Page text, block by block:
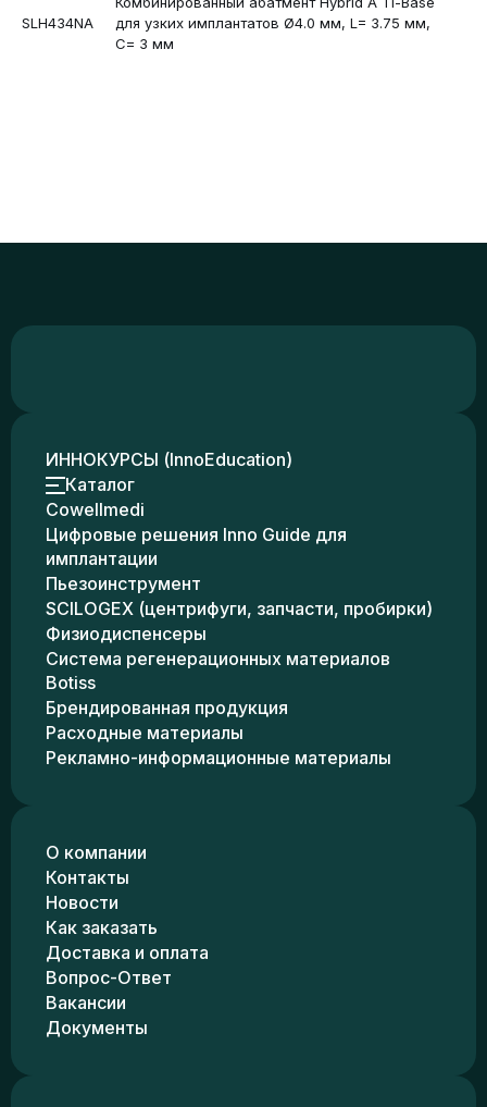
SLH434NA
для узких имплантатов Ø4.0 мм, L= 3.75 мм,
С= 3 мм
ИННОКУРСЫ (InnoEducation)
Каталог
Cowellmedi
Цифровые решения Inno Guide для
имплантации
Пьезоинструмент
SCILOGEX (центрифуги, запчасти, пробирки)
Физиодиспенсеры
Система регенерационных материалов
Botiss
Брендированная продукция
Расходные материалы
Рекламно-информационные материалы
О компании
Контакты
Новости
Как заказать
Доставка и оплата
Вопрос-Ответ
Вакансии
Документы